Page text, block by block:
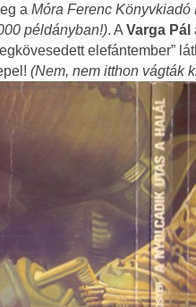
a Móra Ferenc
példányban!). AVarga Pál
elefántember”
(Nem, nem itthon vágták